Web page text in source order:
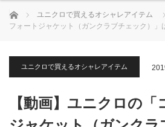
ホーム ユニクロで買えるオシャレアイテム
フォートジャケット（ガンクラブチェック）」
ユニクロで買えるオシャレアイテム
【動画】ユニクロの「